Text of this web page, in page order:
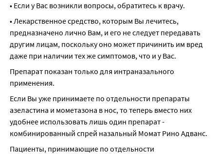
• Если у Вас возникли вопросы, обратитесь к врачу.
• Лекарственное средство, которым Вы лечитесь,
предназначено лично Вам, и его не следует передавать
другим лицам, поскольку оно может причинить им вред
даже при наличии тех же симптомов, что и у Вас.
Препарат показан только для интраназального
применения.
Если Вы уже принимаете по отдельности препараты
азеластина и мометазона в нос, то теперь вместо них
удобнее использовать лишь один препарат -
комбинированный спрей назальный Момат Рино Адванс.
Пациенты, принимающие по отдельности